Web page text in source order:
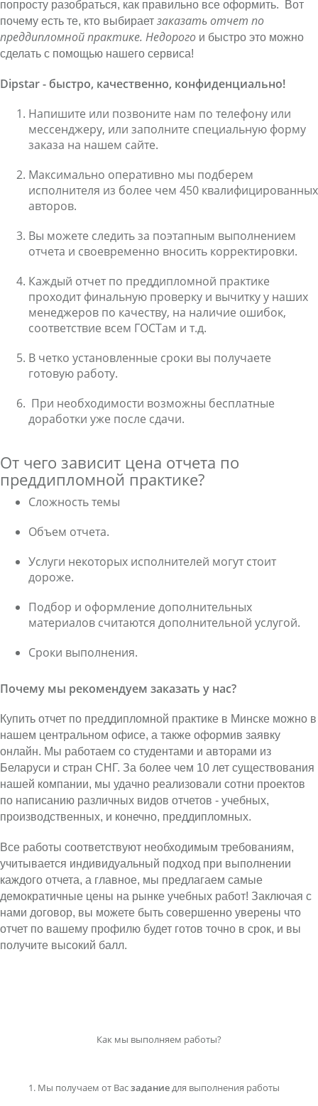
попросту разобраться, как правильно все оформить. Вот
почему есть те, кто выбирает заказать отчет по
преддипломной практике. Недорого и быстро это можно
сделать с помощью нашего сервиса!
Dipstar - быстро, качественно, конфиденциально!
Напишите или позвоните нам по телефону или
мессенджеру, или заполните специальную форму
заказа на нашем сайте.
Максимально оперативно мы подберем
исполнителя из более чем 450 квалифицированных
авторов.
Вы можете следить за поэтапным выполнением
отчета и своевременно вносить корректировки.
Каждый отчет по преддипломной практике
проходит финальную проверку и вычитку у наших
менеджеров по качеству, на наличие ошибок,
соответствие всем ГОСТам и т.д.
В четко установленные сроки вы получаете
готовую работу.
При необходимости возможны бесплатные
доработки уже после сдачи.
От чего зависит цена отчета по
преддипломной практике?
Сложность темы
Объем отчета.
Услуги некоторых исполнителей могут стоит
дороже.
Подбор и оформление дополнительных
материалов считаются дополнительной услугой.
Сроки выполнения.
Почему мы рекомендуем заказать у нас?
Купить отчет по преддипломной практике в Минске можно в
нашем центральном офисе, а также оформив заявку
онлайн. Мы работаем со студентами и авторами из
Беларуси и стран СНГ. За более чем 10 лет существования
нашей компании, мы удачно реализовали сотни проектов
по написанию различных видов отчетов - учебных,
производственных, и конечно, преддипломных.
Все работы соответствуют необходимым требованиям,
учитывается индивидуальный подход при выполнении
каждого отчета, а главное, мы предлагаем самые
демократичные цены на рынке учебных работ! Заключая с
нами договор, вы можете быть совершенно уверены что
отчет по вашему профилю будет готов точно в срок, и вы
получите высокий балл.
Как мы выполняем работы?
Мы получаем от Васзаданиедля выполнения работы